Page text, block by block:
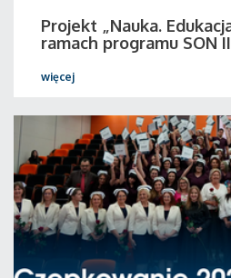
Projekt „Nauka.
ramach programu SON
więcej